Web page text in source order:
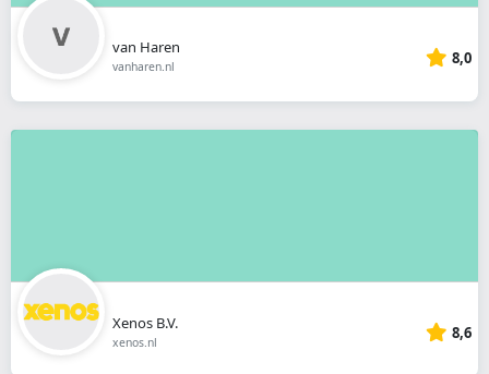
van Haren
vanharen.nl 8,0
Xenos B.V.
xenos.nl 8,6